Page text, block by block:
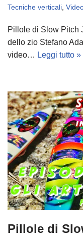
Tecniche verticali
Pillole di Slow Pitch
dello zio Stefano
video… Leggi tutto »
Pillole di